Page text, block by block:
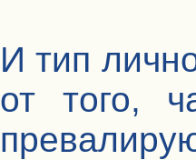
И тип
от того,